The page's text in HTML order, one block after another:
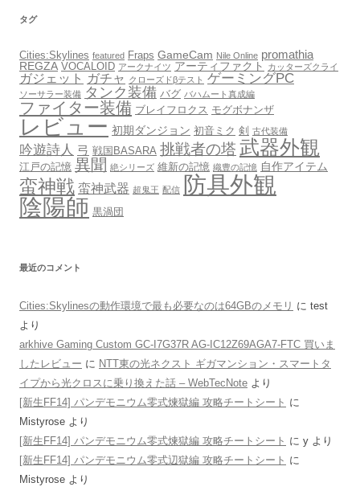
タグ
Cities:Skylines featured Fraps GameCam Nile Online promathia
REGZA VOCALOID アークナイツ アーティファクト カッターズクライ
ガジェット ガチャ クローズドβテスト ゲーミングPC
ソーサラー装備 タンク装備 バグ バハムート真成編
ファイター装備 ブレイフロクス モグボナンザ
レビュー 初期ダンジョン 初音ミク 剣 古代装備
吟遊詩人 弓 戦国BASARA 挑戦者の塔 武器外観
江戸の記憶 異聞 絶シリーズ 維新の記憶 織豊の記憶 自作アイテム
蛮神戦 蛮神武器 超鬼王 配信 防具外観
陰陽師 黒渦団
最近のコメント
Cities:Skylinesの動作環境で最も必要なのは64GBのメモリ に test
より
arkhive Gaming Custom GC-I7G37R AG-IC12Z69AGA7-FTC 買いま
したレビュー に NTT東の光ネクスト ギガマンション・スマートタ
イプから光クロスに乗り換えた話 – WebTecNote より
[新生FF14] パンデモニウム零式煉獄編 攻略チートシート に
Mistyrose より
[新生FF14] パンデモニウム零式煉獄編 攻略チートシート に y より
[新生FF14] パンデモニウム零式辺獄編 攻略チートシート に
Mistyrose より